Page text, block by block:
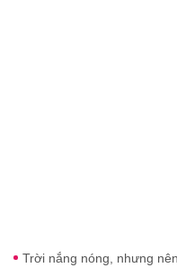
Trời nắng nóng, nhưng